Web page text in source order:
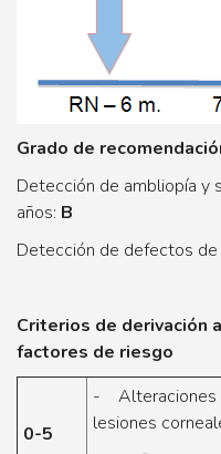
Grado de
Detección de ambliopía
años: B
Detección de defectos de
Criterios de derivación
factores de riesgo
0-5
- Alteraciones
lesiones